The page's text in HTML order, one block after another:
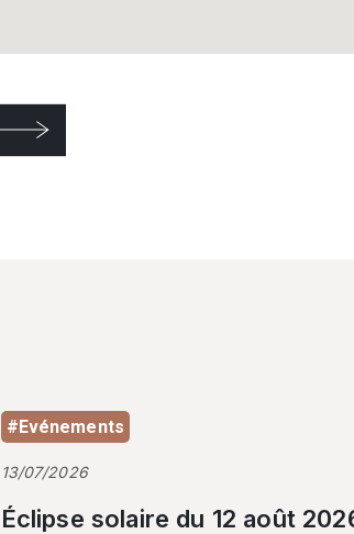
#Evénements
13/07/2026
Éclipse solaire du 12 août